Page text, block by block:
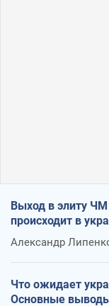
Выход в элиту
происходит в
Александр
Что ожидает
Основные